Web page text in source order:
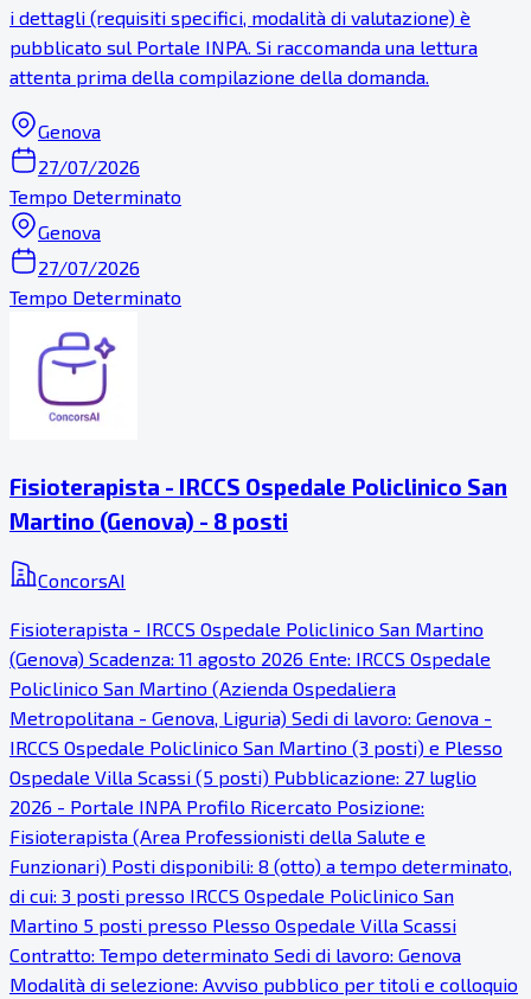
i dettagli (requisiti specifici, modalità di valutazione) è
pubblicato sul Portale INPA. Si raccomanda una lettura
attenta prima della compilazione della domanda.
Genova
27/07/2026
Tempo Determinato
Genova
27/07/2026
Tempo Determinato
Fisioterapista - IRCCS Ospedale Policlinico San
Martino (Genova) - 8 posti
ConcorsAI
Fisioterapista - IRCCS Ospedale Policlinico San Martino
(Genova) Scadenza: 11 agosto 2026 Ente: IRCCS Ospedale
Policlinico San Martino (Azienda Ospedaliera
Metropolitana - Genova, Liguria) Sedi di lavoro: Genova -
IRCCS Ospedale Policlinico San Martino (3 posti) e Plesso
Ospedale Villa Scassi (5 posti) Pubblicazione: 27 luglio
2026 - Portale INPA Profilo Ricercato Posizione:
Fisioterapista (Area Professionisti della Salute e
Funzionari) Posti disponibili: 8 (otto) a tempo determinato,
di cui: 3 posti presso IRCCS Ospedale Policlinico San
Martino 5 posti presso Plesso Ospedale Villa Scassi
Contratto: Tempo determinato Sedi di lavoro: Genova
Modalità di selezione: Avviso pubblico per titoli e colloquio